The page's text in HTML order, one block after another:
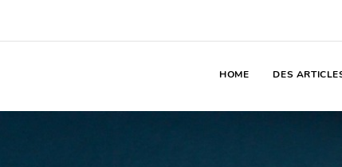
HOME DES